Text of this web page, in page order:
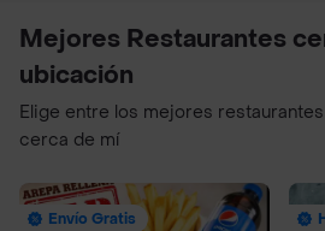
Mejores Restaurantes
ubicación
Elige entre los mejores
cerca de mí
Envío Gratis